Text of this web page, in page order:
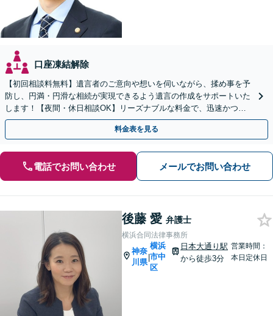
口座凍結解除
【初回相談料無料】遺言者のご意向や想いを伺いながら、揉め事を予
防し、円満・円滑な相続が実現できるよう遺言の作成をサポートいた
します！【夜間・休日相談OK】リーズナブルな料金で、迅速かつス
ピーディーにまごころを持って対応させて頂きます。
料金表を見る
電話でお問い合わせ メールでお問い合わせ
後藤 愛 弁護士
横浜合同法律事務所
神奈
川県
|
横浜
市中
区
日本大通り駅
から徒歩3分
営業時間：
本日定休日